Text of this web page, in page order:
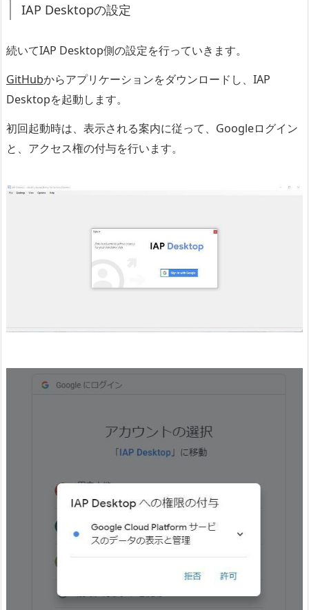
IAP Desktopの設定
続いてIAP Desktop側の設定を行っていきます。
GitHubからアプリケーションをダウンロードし、IAP
Desktopを起動します。
初回起動時は、表示される案内に従って、Googleログイン
と、アクセス権の付与を行います。